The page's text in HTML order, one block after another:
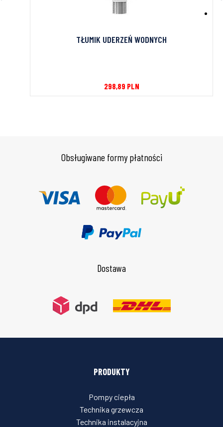
TŁUMIK UDERZEŃ WODNYCH
298,89 PLN
Obsługiwane formy płatności
Dostawa
PRODUKTY
Pompy ciepła
Technika grzewcza
Technika instalacyjna